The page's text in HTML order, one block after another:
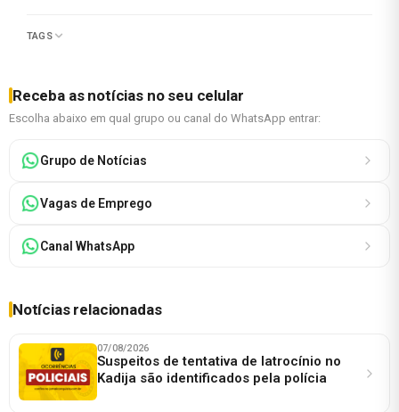
TAGS
Receba as notícias no seu celular
Escolha abaixo em qual grupo ou canal do WhatsApp entrar:
Grupo de Notícias
Vagas de Emprego
Canal WhatsApp
Notícias relacionadas
07/08/2026
Suspeitos de tentativa de latrocínio no
Kadija são identificados pela polícia